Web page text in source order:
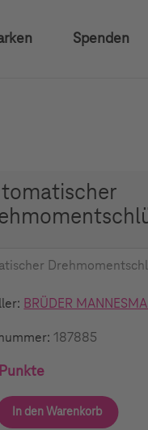
Spenden
BRÜDER
187885
In den Warenkorb